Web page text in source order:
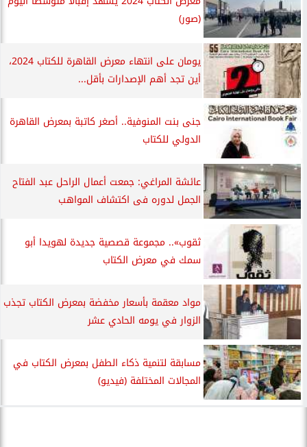
(صور)
يومان على انتهاء معرض القاهرة للكتاب 2024،
أين تجد أهم الإصدارات بأقل...
جنى بنت المنوفية.. أصغر كاتبة بمعرض القاهرة
الدولي للكتاب
عائشة المراغي: جمعت أعمال الراحل عبد الفتاح
الجمل لدوره فى اكتشاف المواهب
ثقوب».. مجموعة قصصية جديدة لهويدا أبو
سمك في معرض الكتاب
مواد معقمة بأسعار مخفضة بمعرض الكتاب تجذب
الزوار في يومه الحادي عشر
مسابقة لتنمية ذكاء الطفل بمعرض الكتاب في
المجالات المختلفة (فيديو)